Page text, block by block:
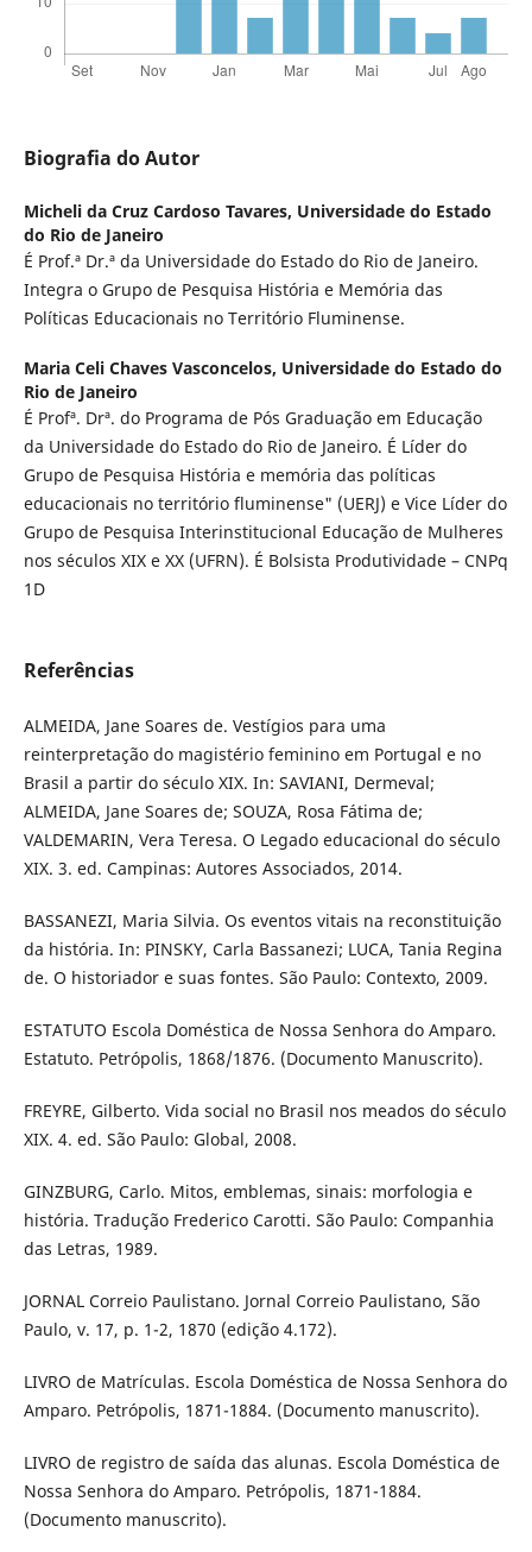
Biografia do Autor
Micheli da Cruz Cardoso Tavares, Universidade do Estado
do Rio de Janeiro
É Prof.ª Dr.ª da Universidade do Estado do Rio de Janeiro.
Integra o Grupo de Pesquisa História e Memória das
Políticas Educacionais no Território Fluminense.
Maria Celi Chaves Vasconcelos, Universidade do Estado do
Rio de Janeiro
É Profª. Drª. do Programa de Pós Graduação em Educação
da Universidade do Estado do Rio de Janeiro. É Líder do
Grupo de Pesquisa História e memória das políticas
educacionais no território fluminense" (UERJ) e Vice Líder do
Grupo de Pesquisa Interinstitucional Educação de Mulheres
nos séculos XIX e XX (UFRN). É Bolsista Produtividade – CNPq
1D
Referências
ALMEIDA, Jane Soares de. Vestígios para uma
reinterpretação do magistério feminino em Portugal e no
Brasil a partir do século XIX. In: SAVIANI, Dermeval;
ALMEIDA, Jane Soares de; SOUZA, Rosa Fátima de;
VALDEMARIN, Vera Teresa. O Legado educacional do século
XIX. 3. ed. Campinas: Autores Associados, 2014.
BASSANEZI, Maria Silvia. Os eventos vitais na reconstituição
da história. In: PINSKY, Carla Bassanezi; LUCA, Tania Regina
de. O historiador e suas fontes. São Paulo: Contexto, 2009.
ESTATUTO Escola Doméstica de Nossa Senhora do Amparo.
Estatuto. Petrópolis, 1868/1876. (Documento Manuscrito).
FREYRE, Gilberto. Vida social no Brasil nos meados do século
XIX. 4. ed. São Paulo: Global, 2008.
GINZBURG, Carlo. Mitos, emblemas, sinais: morfologia e
história. Tradução Frederico Carotti. São Paulo: Companhia
das Letras, 1989.
JORNAL Correio Paulistano. Jornal Correio Paulistano, São
Paulo, v. 17, p. 1-2, 1870 (edição 4.172).
LIVRO de Matrículas. Escola Doméstica de Nossa Senhora do
Amparo. Petrópolis, 1871-1884. (Documento manuscrito).
LIVRO de registro de saída das alunas. Escola Doméstica de
Nossa Senhora do Amparo. Petrópolis, 1871-1884.
(Documento manuscrito).